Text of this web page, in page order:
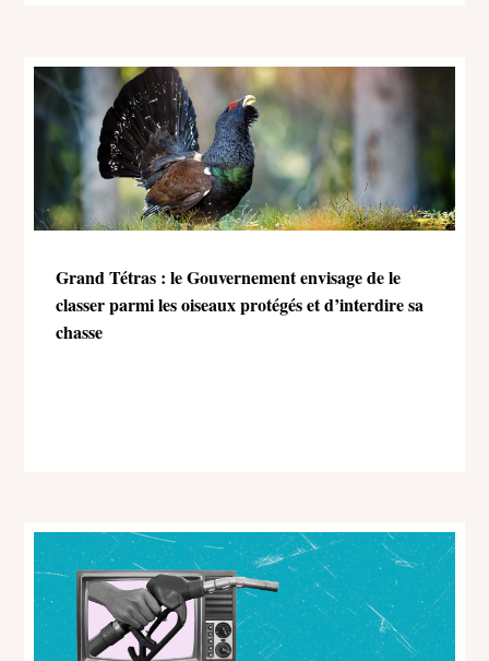
Grand Tétras : le Gouvernement envisage de le
classer parmi les oiseaux protégés et d’interdire sa
chasse